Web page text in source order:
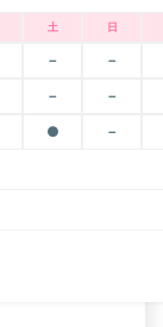
土 日
－ －
－ －
● －